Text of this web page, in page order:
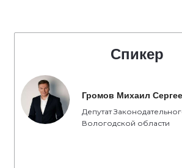
Спикер
Громов Михаил
Депутат
Вологодской области